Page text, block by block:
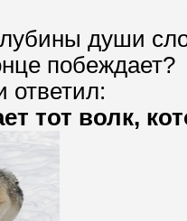
души
побеждает?
ответил:
тот волк,